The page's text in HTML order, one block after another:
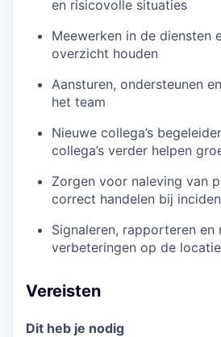
en risicovolle situaties
Meewerken in de diensten
overzicht houden
Aansturen, ondersteunen
het team
Nieuwe collega’s
collega’s verder helpen
Zorgen voor naleving van
correct handelen bij
Signaleren, rapporteren en
verbeteringen op de locatie
Vereisten
Dit heb je nodig